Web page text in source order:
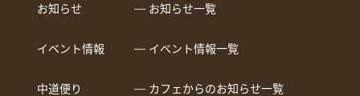
お知らせ ― お知らせ一覧
イベント情報 ― イベント情報一覧
中道便り ― カフェからのお知らせ一覧